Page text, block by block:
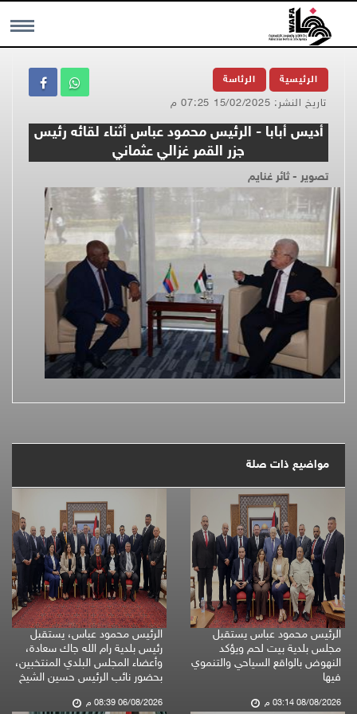
MENU الرئيسية الرئاسة
تاريخ النشر: 15/02/2025 07:25 م
أديس أبابا - الرئيس محمود عباس أثناء لقائه رئيس
جزر القمر غزالي عثماني
تصوير - ثائر غنايم
مواضيع ذات صلة
الرئيس محمود عباس يستقبل
مجلس بلدية بيت لحم ويؤكد
النهوض بالواقع السياحي والتنموي
فيها
08/08/2026 03:14 م
الرئيس محمود عباس، يستقبل
رئيس بلدية رام الله جاك سعادة،
وأعضاء المجلس البلدي المنتخبين،
بحضور نائب الرئيس حسين الشيخ
06/08/2026 08:39 م